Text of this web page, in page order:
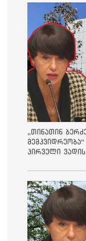
„თინათინ
პირველი ვადის